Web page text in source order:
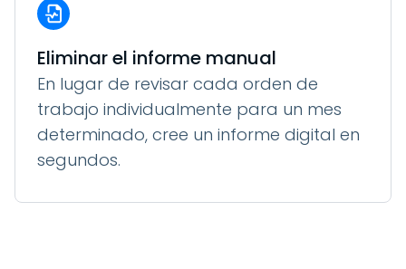
Eliminar el informe manual
En lugar de revisar cada orden de
trabajo individualmente para un mes
determinado, cree un informe digital en
segundos.